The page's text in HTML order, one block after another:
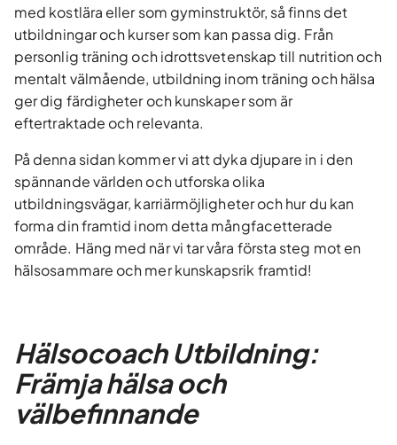
med kostlära eller som gyminstruktör, så finns det
utbildningar och kurser som kan passa dig. Från
personlig träning och idrottsvetenskap till nutrition och
mentalt välmående, utbildning inom träning och hälsa
ger dig färdigheter och kunskaper som är
eftertraktade och relevanta.
På denna sidan kommer vi att dyka djupare in i den
spännande världen och utforska olika
utbildningsvägar, karriärmöjligheter och hur du kan
forma din framtid inom detta mångfacetterade
område. Häng med när vi tar våra första steg mot en
hälsosammare och mer kunskapsrik framtid!
Hälsocoach Utbildning:
Främja hälsa och
välbefinnande